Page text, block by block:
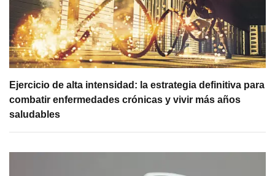
Ejercicio de alta intensidad: la estrategia definitiva para
combatir enfermedades crónicas y vivir más años
saludables